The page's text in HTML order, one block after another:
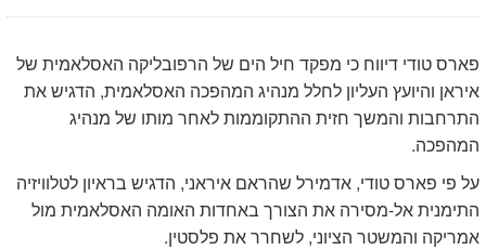
פארס טודי דיווח כי מפקד חיל הים של הרפובליקה האסלאמית של
איראן והיועץ העליון לחלל מנהיג המהפכה האסלאמית, הדגיש את
התרחבות והמשך חזית ההתקוממות לאחר מותו של מנהיג
המהפכה.
על פי פארס טודי, אדמירל שהראם איראני, הדגיש בראיון לטלוויזיה
התימנית אל-מסירה את הצורך באחדות האומה האסלאמית מול
אמריקה והמשטר הציוני, לשחרר את פלסטין.